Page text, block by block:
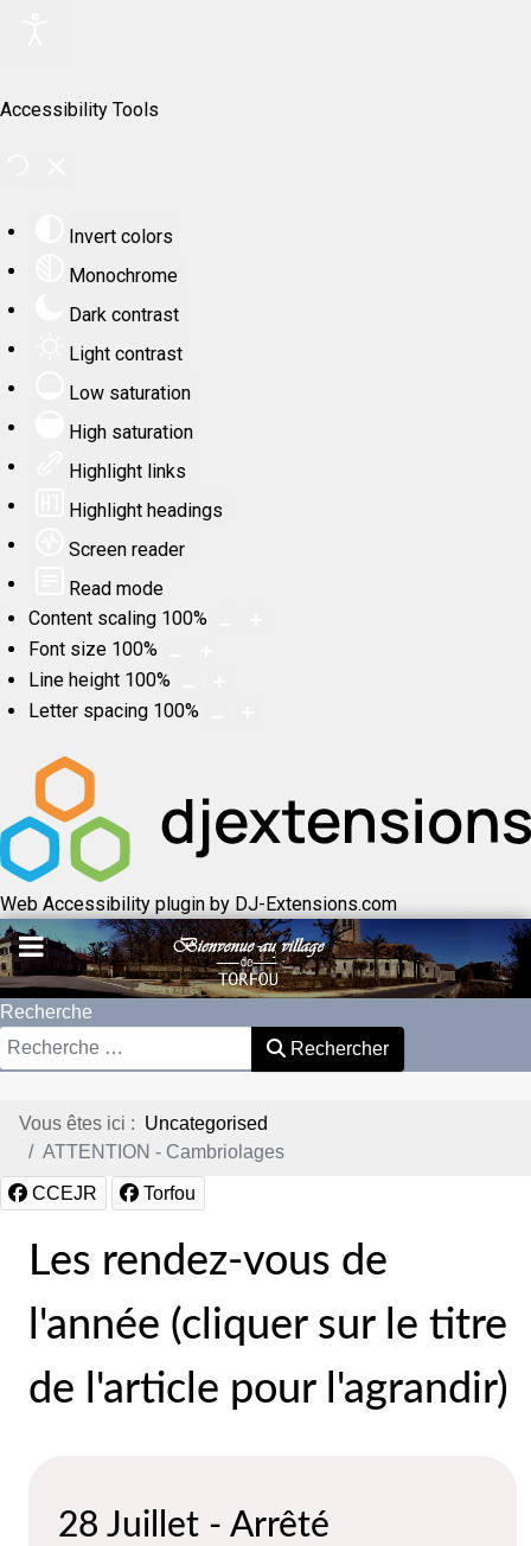
Accessibility Tools
Invert colors
Monochrome
Dark contrast
Light contrast
Low saturation
High saturation
Highlight links
Highlight headings
Screen reader
Read mode
Content scaling 100%
Font size 100%
Line height 100%
Letter spacing 100%
Web Accessibility plugin by DJ-Extensions.com
Recherche
Rechercher
Vous êtes ici : Uncategorised
ATTENTION - Cambriolages
CCEJR Torfou
Les rendez-vous de
l'année (cliquer sur le titre
de l'article pour l'agrandir)
28 Juillet - Arrêté